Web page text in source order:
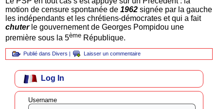
motion de censure spontanée de1962 signée par la gauche
les indépendants et les chrétiens-démocrates et qui a fait
chuterle gouvernement de Georges Pompidou une
première sous la 5ème République.
Publié dans Divers | Laisser un commentaire
Log In
Username